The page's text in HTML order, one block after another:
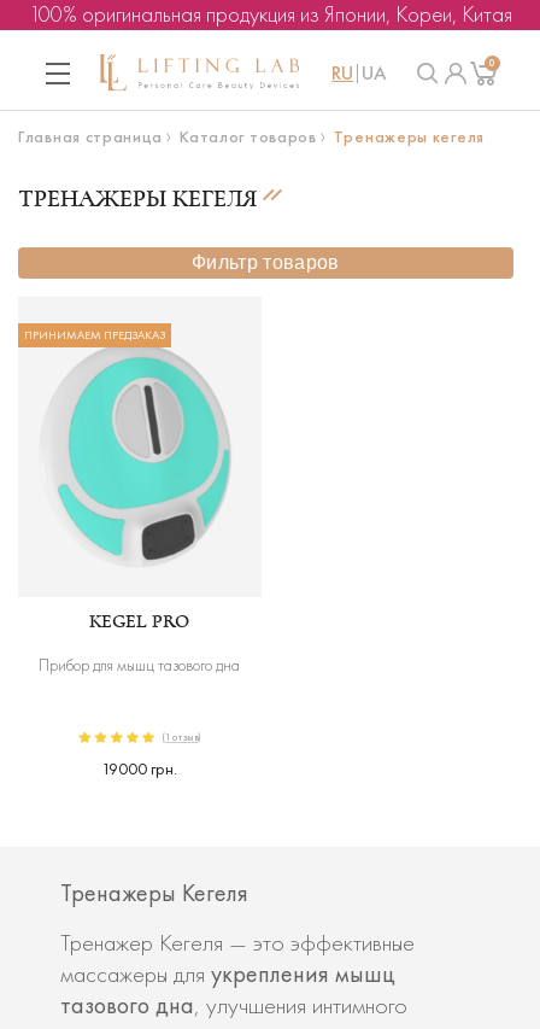
100% оригинальная продукция из Японии, Кореи, Китая
RU UA 0
Главная страница Каталог товаров Тренажеры кегеля
ТРЕНАЖЕРЫ КЕГЕЛЯ
Фильтр товаров
ПРИНИМАЕМ ПРЕДЗАКАЗ
KEGEL PRO
Прибор для мышц тазового дна
(1 отзыв)
19000 грн.
Тренажеры Кегеля
Тренажер Кегеля — это эффективные
массажеры для укрепления мышц
тазового дна, улучшения интимного